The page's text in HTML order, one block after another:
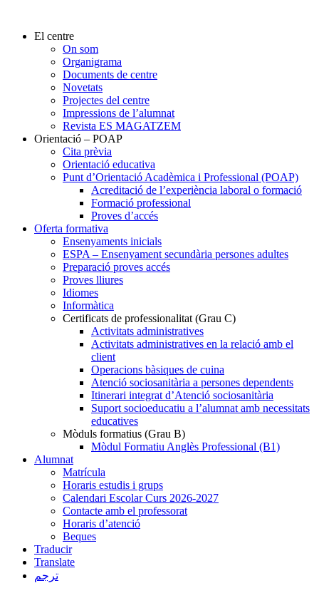
El centre
On som
Organigrama
Documents de centre
Novetats
Projectes del centre
Impressions de l’alumnat
Revista ES MAGATZEM
Orientació – POAP
Cita prèvia
Orientació educativa
Punt d’Orientació Acadèmica i Professional (POAP)
Acreditació de l’experiència laboral o formació
Formació professional
Proves d’accés
Oferta formativa
Ensenyaments inicials
ESPA – Ensenyament secundària persones adultes
Preparació proves accés
Proves lliures
Idiomes
Informàtica
Certificats de professionalitat (Grau C)
Activitats administratives
Activitats administratives en la relació amb el
client
Operacions bàsiques de cuina
Atenció sociosanitària a persones dependents
Itinerari integrat d’Atenció sociosanitària
Suport socioeducatiu a l’alumnat amb necessitats
educatives
Mòduls formatius (Grau B)
Mòdul Formatiu Anglès Professional (B1)
Alumnat
Matrícula
Horaris estudis i grups
Calendari Escolar Curs 2026-2027
Contacte amb el professorat
Horaris d’atenció
Beques
Traducir
Translate
ترجم